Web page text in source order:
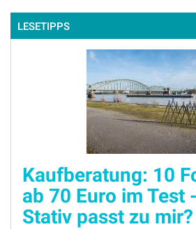
LESETIPPS
Kaufberatung: 10
ab 70 Euro im Test
Stativ passt zu mir?